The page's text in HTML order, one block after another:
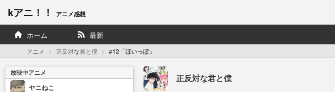
kアニ！！ アニメ感想
ホーム 最新
アニメ 正反対な君と僕 #12「ほいっぽ」
放映中アニメ
ヤニねこ
正反対な君と僕